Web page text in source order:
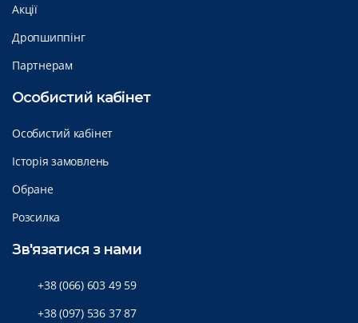
Акції
Дропшиппінг
Партнерам
Особистий кабінет
Особистий кабінет
Історія замовлень
Обране
Розсилка
Зв'язатися з нами
+38 (066) 603 49 59
+38 (097) 536 37 87